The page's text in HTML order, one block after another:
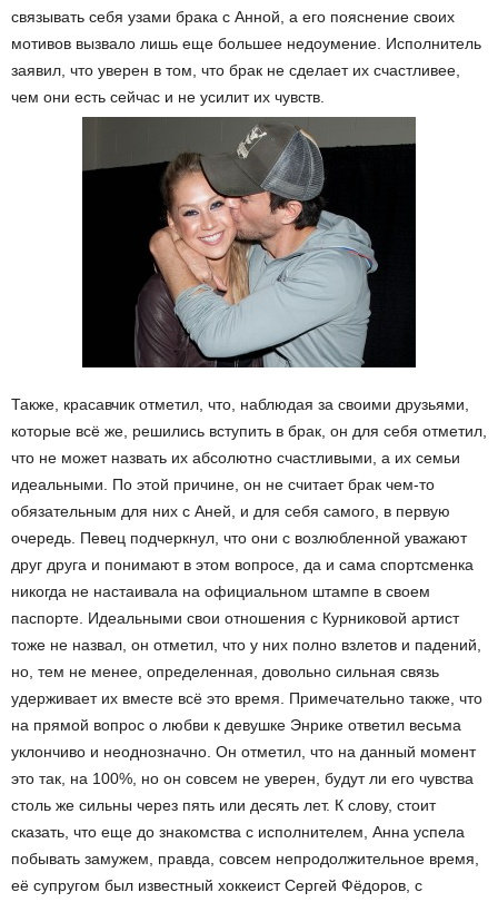
связывать себя узами брака с Анной, а его пояснение своих
мотивов вызвало лишь еще большее недоумение. Исполнитель
заявил, что уверен в том, что брак не сделает их счастливее,
чем они есть сейчас и не усилит их чувств.
Также, красавчик отметил, что, наблюдая за своими друзьями,
которые всё же, решились вступить в брак, он для себя отметил,
что не может назвать их абсолютно счастливыми, а их семьи
идеальными. По этой причине, он не считает брак чем-то
обязательным для них с Аней, и для себя самого, в первую
очередь. Певец подчеркнул, что они с возлюбленной уважают
друг друга и понимают в этом вопросе, да и сама спортсменка
никогда не настаивала на официальном штампе в своем
паспорте. Идеальными свои отношения с Курниковой артист
тоже не назвал, он отметил, что у них полно взлетов и падений,
но, тем не менее, определенная, довольно сильная связь
удерживает их вместе всё это время. Примечательно также, что
на прямой вопрос о любви к девушке Энрике ответил весьма
уклончиво и неоднозначно. Он отметил, что на данный момент
это так, на 100%, но он совсем не уверен, будут ли его чувства
столь же сильны через пять или десять лет. К слову, стоит
сказать, что еще до знакомства с исполнителем, Анна успела
побывать замужем, правда, совсем непродолжительное время,
её супругом был известный хоккеист Сергей Фёдоров, с